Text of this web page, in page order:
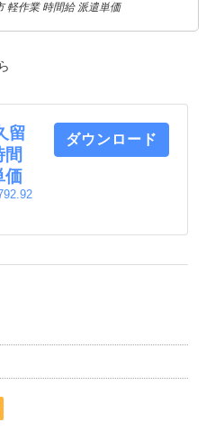
軽作業 時間給 派遣単価
留
間
価
ダウンロード